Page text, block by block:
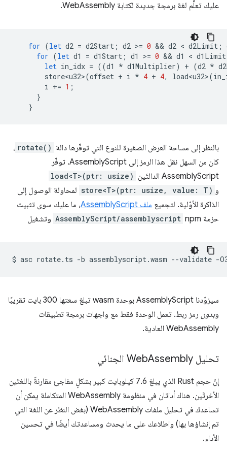
عليك تعلُّم لغة برمجة جديدة لكتابة WebAssembly.
for (let d2 = d2Start ; d2 >= 0 && d2 < d2Limit ;
for (let d1 = d1Start ; d1 >= 0 && d1 < d1Limit
let in_idx = ((d1 * d1Multiplier) + (d2 *
store<u32>(offset + i * 4 + 4, load<u32>(
i += 1 ;
}
}
بالنظر إلى مساحة العرض الصغيرة للنوع التي توفّرها دالة rotate() ،
كان من السهل نقل هذا الرمز إلى AssemblyScript. توفّر
AssemblyScript الدالتَين
load<T>(ptr: usize)
و store<T>(ptr: usize, value: T) لمحاولة الوصول إلى
الذاكرة الأوّلية. لتجميع ملف AssemblyScript
، ما عليك سوى تثبيت
حزمة npm
AssemblyScript/assemblyscript وتشغيل
$ asc rotate.ts -b assemblyscript.wasm --validate
سيزوّدنا AssemblyScript بوحدة wasm تبلغ سعتها 300 بايت تقريبًا
وبدون رمز ربط. تعمل الوحدة فقط مع واجهات برمجة تطبيقات
WebAssembly العادية.
تحليل Web Assembly الجنائي
إنّ حجم Rust الذي يبلغ 7.6 كيلوبايت كبير بشكلٍ مفاجئ مقارنةً باللغتَين
الأخرتَين. هناك أداتان في منظومة WebAssembly المتكاملة يمكن أن
تساعدك في تحليل ملفات WebAssembly (بغض النظر عن اللغة التي
تم إنشاؤها بها) واطلاعك على ما يحدث ومساعدتك أيضًا في تحسين
الأداء.